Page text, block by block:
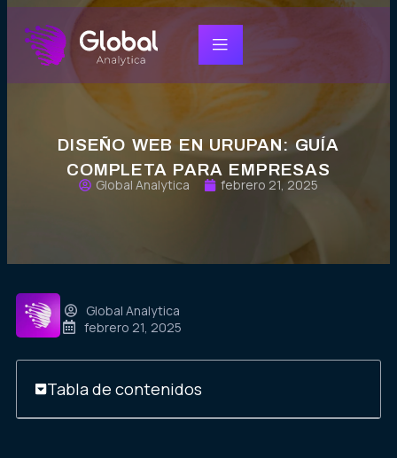
DISEÑO WEB EN URUPAN: GUÍA
COMPLETA PARA EMPRESAS
Global Analytica febrero 21, 2025
Global Analytica
febrero 21, 2025
Tabla de contenidos